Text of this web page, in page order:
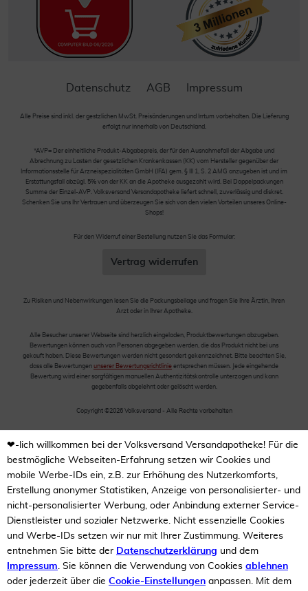
Datenschutz AGB Impressum
Alle Preise sind inkl. der gestzlichen MwSt. Preisänderungen und Irrtum vorbehalten. Die Lieferung
erfolgt nur innerhalb von Deutschland.
*AVP= Der einheitliche Produkt-Abgabepreis, der für den Ausnahmefall der Abgabe und
Abrechnung zu Lasten der gesetzlichen Krankenkassen (KK) vom Hersteller gegenüber der
Informationsstelle für Arzneispezialitäten GmbH (IFA) gem. § III 1, S. 2 AMG anzugeben ist und im
Erstattungsfall abzügl. 5% von der KK an die Apotheke ausgezahlt wird. Bei Doppelpackungen
Summe der Einzel-AVP. Volksversand Versandapotheke liefert schnell, zuverlässig und diskret.
Schenken Sie uns Ihr Vertrauen und überzeugen Sie sich von den vielen Vorteilen unseres Online-
Shops!
Für den Widerruf einer Bestellung nutzen Sie das Formular:
Vertrag widerrufen
Zu Risiken und Nebenwirkungen lesen Sie die Packungsbeilage und fragen Sie Ihre Ärztin, Ihren
Arzt oder in Ihrer Apotheke.
Alle Besucher unserer Webseite sind herzlich eingeladen, Produktbewertungen abzugeben.
Bewertungen können auch von Personen abgegeben werden, die das Produkt nicht bei uns
gekauft haben. Diese Bewertungen werden nicht gesondert gekennzeichnet. Bitte beachten Sie,
dass alle Bewertungen unserer Bewertungsrichtlinie entsprechen müssen. Jede eingehende
Bewertung wird einer sorgfältigen manuellen Authentizitätskontrolle unterzogen und kann
gegebenfalls abgelehnt oder gelöscht werden.
Copyright ©2026 Volksversand - Alle Rechte vorbehalten
❤-lich willkommen bei der Volksversand Versandapotheke! Für die
bestmögliche Webseiten-Erfahrung setzen wir Cookies und
mobile Werbe-IDs ein, z.B. zur Erhöhung des Nutzerkomforts,
Erstellung anonymer Statistiken, Anzeige von personalisierter- und
nicht-personalisierter Werbung, oder Anbindung externer Service-
Dienstleister und sozialer Netzwerke. Nicht essenzielle Cookies
und Werbe-IDs setzen wir nur mit Ihrer Zustimmung. Weiteres
entnehmen Sie bitte der Datenschutzerklärung und dem
Impressum. Sie können die Verwendung von Cookies ablehnen
oder jederzeit über die Cookie-Einstellungen anpassen. Mit dem